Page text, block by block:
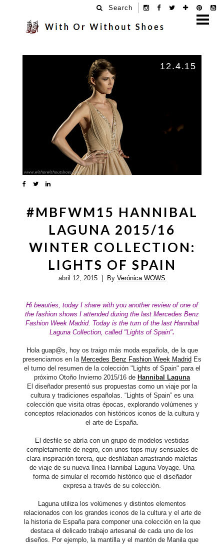
Search
12.4.15
#MBFWM15 HANNIBAL
LAGUNA 2015/16
WINTER COLLECTION:
LIGHTS OF SPAIN
abril 12, 2015 | By Verónica WOWS
Hi beauties, today I share with you another review of one of
the fashion shows I attended during the last Mercedes Benz
Fashion Week Madrid. Today is the turn of the last Hannibal
Laguna Collection, called "Lights of Spain".
Hola guap@s, hoy os traigo más moda española, de la que
presenciamos en la Mercedes Benz Fashion Week Madrid Es
el turno del resumen de la colección "Lights of Spain" para el
próximo Otoño Invierno 2015/16 de Hannibal Laguna
El diseñador presentó sus propuestas como un viaje por la
cultura y tradiciones españolas. “Lights of Spain” es una
colección que visita otras épocas, explorando volúmenes y
conceptos relacionados con históricos iconos de la cultura y
el arte de España.
El desfile se abría con un grupo de modelos vestidas
completamente de negro, con unos tops muy sensuales de
clara inspiración torera, que desfilaban arrastrando maletas
de viaje de su nueva línea Hannibal Laguna Voyage. Una
forma de simular el recorrido histórico que el diseñador
expresa a través de su colección.
Laguna utiliza los volúmenes y distintos elementos
relacionados con los grandes iconos de la cultura y el arte de
la historia de España para componer una colección en la que
destaca el delicado trabajo artesanal de cada uno de los
diseños. Por ejemplo, la mantilla y el mantón de Manila que